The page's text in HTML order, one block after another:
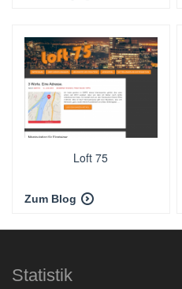
Loft 75
Zum Blog
Statistik